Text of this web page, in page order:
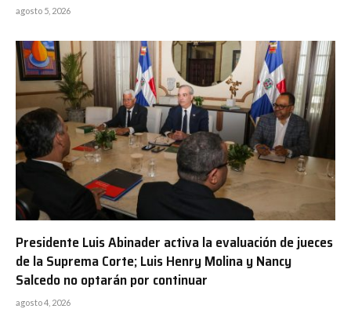
agosto 5, 2026
Presidente Luis Abinader activa la evaluación de jueces
de la Suprema Corte; Luis Henry Molina y Nancy
Salcedo no optarán por continuar
agosto 4, 2026